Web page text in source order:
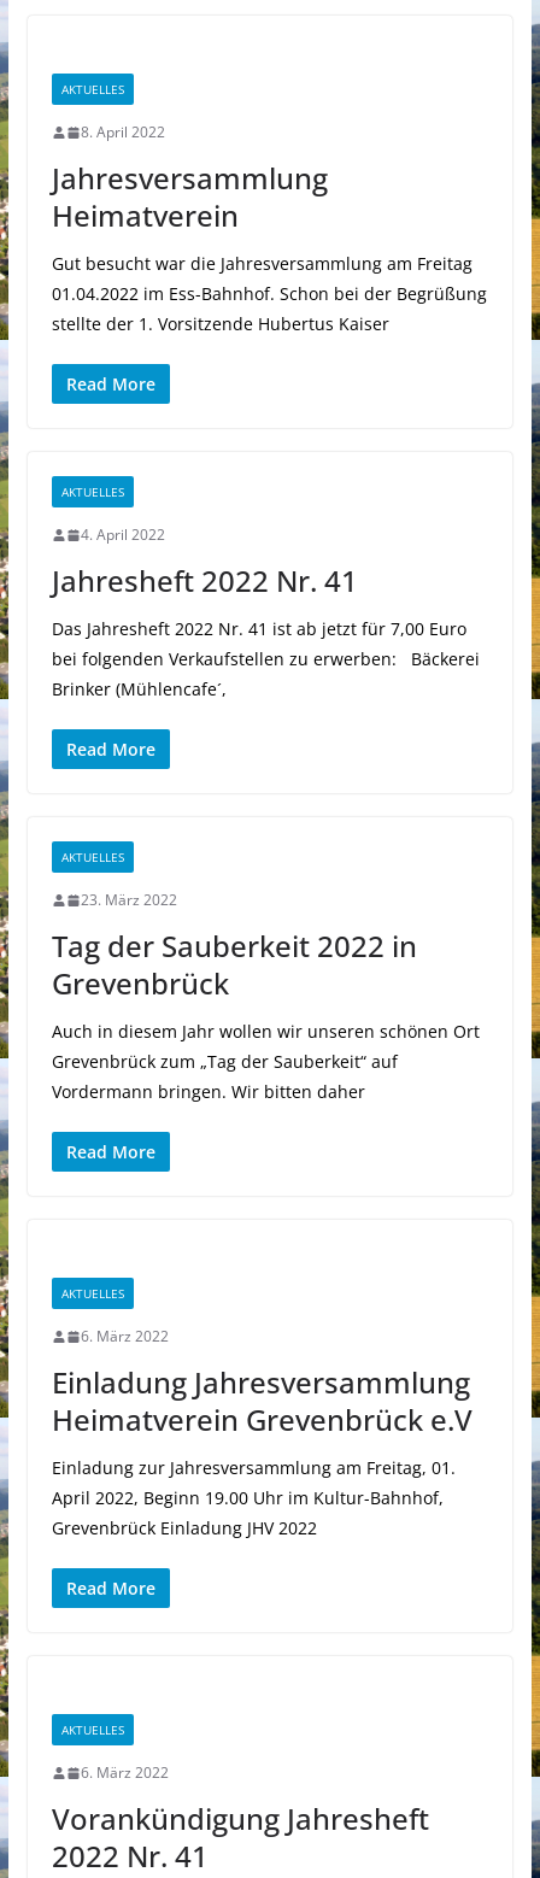
AKTUELLES
8. April 2022
Jahresversammlung
Heimatverein
Gut besucht war die Jahresversammlung am Freitag
01.04.2022 im Ess-Bahnhof. Schon bei der Begrüßung
stellte der 1. Vorsitzende Hubertus Kaiser
Read More
AKTUELLES
4. April 2022
Jahresheft 2022 Nr. 41
Das Jahresheft 2022 Nr. 41 ist ab jetzt für 7,00 Euro
bei folgenden Verkaufstellen zu erwerben: Bäckerei
Brinker (Mühlencafe´,
Read More
AKTUELLES
23. März 2022
Tag der Sauberkeit 2022 in
Grevenbrück
Auch in diesem Jahr wollen wir unseren schönen Ort
Grevenbrück zum „Tag der Sauberkeit“ auf
Vordermann bringen. Wir bitten daher
Read More
AKTUELLES
6. März 2022
Einladung Jahresversammlung
Heimatverein Grevenbrück e.V
Einladung zur Jahresversammlung am Freitag, 01.
April 2022, Beginn 19.00 Uhr im Kultur-Bahnhof,
Grevenbrück Einladung JHV 2022
Read More
AKTUELLES
6. März 2022
Vorankündigung Jahresheft
2022 Nr. 41